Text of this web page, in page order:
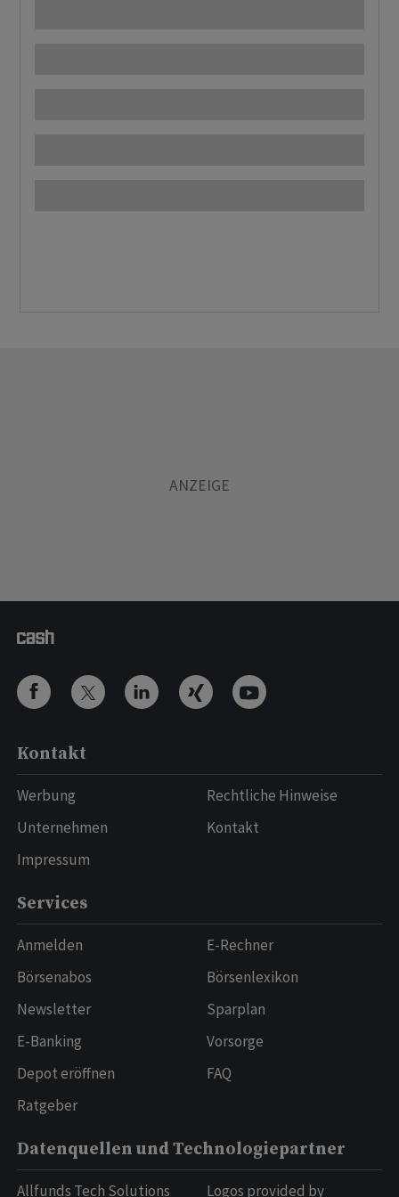
Kontakt
Werbung
Unternehmen
Impressum
Rechtliche Hinweise
Kontakt
Services
Anmelden
Börsenabos
Newsletter
E-Banking
Depot eröffnen
Ratgeber
E-Rechner
Börsenlexikon
Sparplan
Vorsorge
FAQ
Datenquellen und Technologiepartner
Allfunds Tech Solutions Logos provided by